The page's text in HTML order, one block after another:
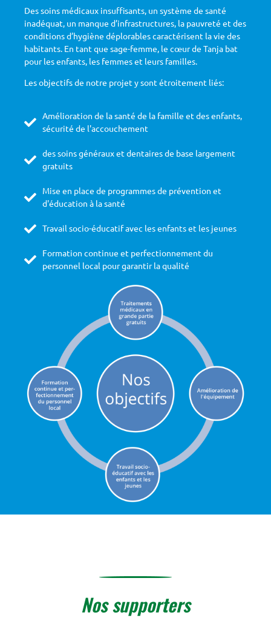
de
58 pour 1.000 naissances vivantes
Des soins médicaux insuffisants, un système de santé
inadéquat, un manque d’infrastructures, la pauvreté et des
conditions d’hygiène déplorables caractérisent la vie des
habitants. En tant que sage-femme, le cœur de Tanja bat
pour les enfants, les femmes et leurs familles.
Les objectifs de notre projet y sont étroitement liés:
Amélioration de la santé de la famille et des enfants,
sécurité de l'accouchement
des soins généraux et dentaires de base largement
gratuits
Mise en place de programmes de prévention et
d'éducation à la santé
Travail socio-éducatif avec les enfants et les jeunes
Formation continue et perfectionnement du
personnel local pour garantir la qualité
Nos supporters